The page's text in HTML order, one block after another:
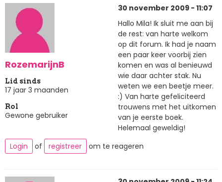
RozemarijnB
Lid sinds
17 jaar 3 maanden
Rol
Gewone gebruiker
30 november 2009 - 11:07
Hallo Mila! Ik sluit me aan bij
de rest: van harte welkom
op dit forum. Ik had je naam
een paar keer voorbij zien
komen en was al benieuwd
wie daar achter stak. Nu
weten we een beetje meer.
:) Van harte gefeliciteerd
trouwens met het uitkomen
van je eerste boek.
Helemaal geweldig!
Login
of registreer om te reageren